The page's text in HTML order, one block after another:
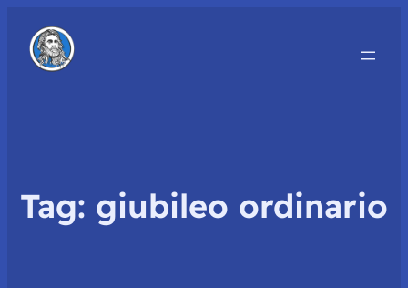
Tag: giubileo ordinario